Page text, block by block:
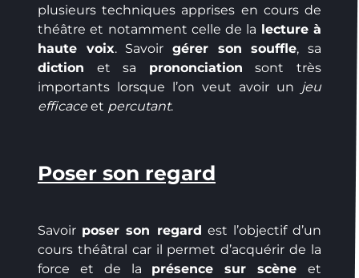
plusieurs techniques apprises en cours de
théâtre et notamment celle de la lecture à
haute voix. Savoirgérer son souffle, sa
diction et sa prononciation sont très
importants lorsque l’on veut avoir un jeu
efficace et percutant.
Poser son regard
Savoir poser son regard est l’objectif d’un
cours théâtral car il permet d’acquérir de la
force et de la présence sur scèneet